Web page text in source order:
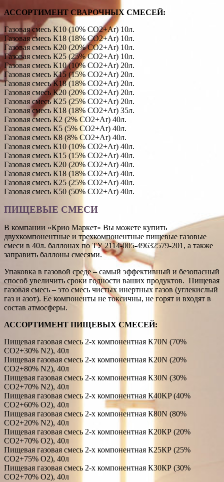
АССОРТИМЕНТ СВАРОЧНЫХ СМЕСЕЙ:
Газовая смесь К10 (10% СО2+Ar) 10л.
Газовая смесь К18 (18% СО2+Ar) 10л.
Газовая смесь К20 (20% СО2+Ar) 10л.
Газовая смесь К25 (25% СО2+Ar) 10л.
Газовая смесь К10 (10% СО2+Ar) 20л.
Газовая смесь К15 (15% СО2+Ar) 20л.
Газовая смесь К18 (18% СО2+Ar) 20л.
Газовая смесь К20 (20% СО2+Ar) 20л.
Газовая смесь К25 (25% СО2+Ar) 20л.
Газовая смесь К18 (18% СО2+Ar) 35л.
Газовая смесь К2 (2% СО2+Ar) 40л.
Газовая смесь К5 (5% СО2+Ar) 40л.
Газовая смесь К8 (8% СО2+Ar) 40л.
Газовая смесь К10 (10% СО2+Ar) 40л.
Газовая смесь К15 (15% СО2+Ar) 40л.
Газовая смесь К20 (20% СО2+Ar) 40л.
Газовая смесь К18 (18% СО2+Ar) 40л.
Газовая смесь К25 (25% СО2+Ar) 40л.
Газовая смесь К50 (50% СО2+Ar) 40л.
ПИЩЕВЫЕ СМЕСИ
В компании «Крио Маркет» Вы можете купить
двухкомпонентные и трехкомпонентные пищевые газовые
смеси в 40л. баллонах по ТУ 2114-005-49632579-201, а также
заправить баллоны смесями.
Упаковка в газовой среде – самый эффективный и безопасный
способ увеличить сроки годности ваших продуктов. Пищевая
газовая смесь – это смесь чистых инертных газов (углекислый
газ и азот). Ее компоненты не токсичны, не горят и входят в
состав атмосферы.
АССОРТИМЕНТ ПИЩЕВЫХ СМЕСЕЙ:
Пищевая газовая смесь 2-х компонентная К70N (70%
СО2+30% N2), 40л
Пищевая газовая смесь 2-х компонентная К20N (20%
СО2+80% N2), 40л
Пищевая газовая смесь 2-х компонентная К30N (30%
СО2+70% N2), 40л
Пищевая газовая смесь 2-х компонентная К40KP (40%
СО2+60% O2), 40л
Пищевая газовая смесь 2-х компонентная К80N (80%
СО2+20% N2), 40л
Пищевая газовая смесь 2-х компонентная К20КР (20%
СО2+70% O2), 40л
Пищевая газовая смесь 2-х компонентная К25КР (25%
СО2+75% O2), 40л
Пищевая газовая смесь 2-х компонентная К30КР (30%
СО2+70% O2), 40л